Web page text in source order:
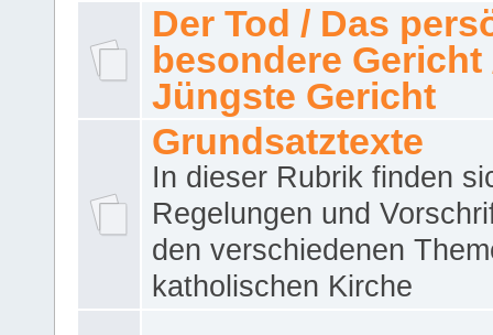
Der Tod / Das
besondere Gericht
Jüngste Gericht
Grundsatztexte
In dieser Rubrik finden
Regelungen und
den verschiedenen
katholischen Kirche